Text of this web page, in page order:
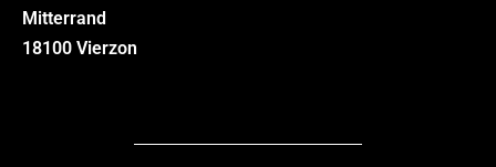
Mitterrand
18100 Vierzon